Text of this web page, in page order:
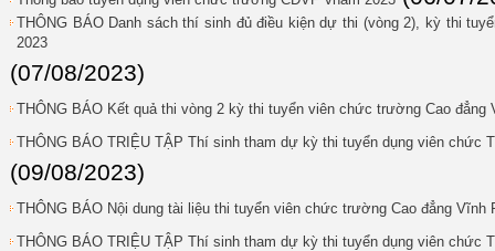
THÔNG BÁO Danh sách thí sinh đủ điều kiện dự thi (vòng 2), kỳ thi
2023
(07/08/2023)
THÔNG BÁO Kết quả thi vòng 2 kỳ thi tuyển viên chức trường Cao đẳng
THÔNG BÁO TRIỆU TẬP Thí sinh tham dự kỳ thi tuyển dụng viên chức
(09/08/2023)
THÔNG BÁO Nội dung tài liệu thi tuyển viên chức trường Cao đẳng Vĩnh
THÔNG BÁO TRIỆU TẬP Thí sinh tham dự kỳ thi tuyển dụng viên chức